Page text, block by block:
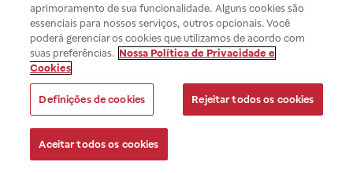
aprimoramento de sua funcionalidade. Alguns cookies são
essenciais para nossos serviços, outros opcionais. Você
poderá gerenciar os cookies que utilizamos de acordo com
suas preferências. Nossa Política de Privacidade e
Cookies
Definições de cookies Rejeitar todos os cookies
Aceitar todos os cookies